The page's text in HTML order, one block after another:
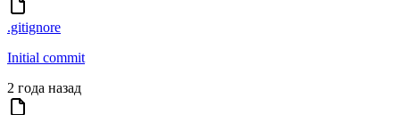
.gitignore
Initial commit
2 года назад